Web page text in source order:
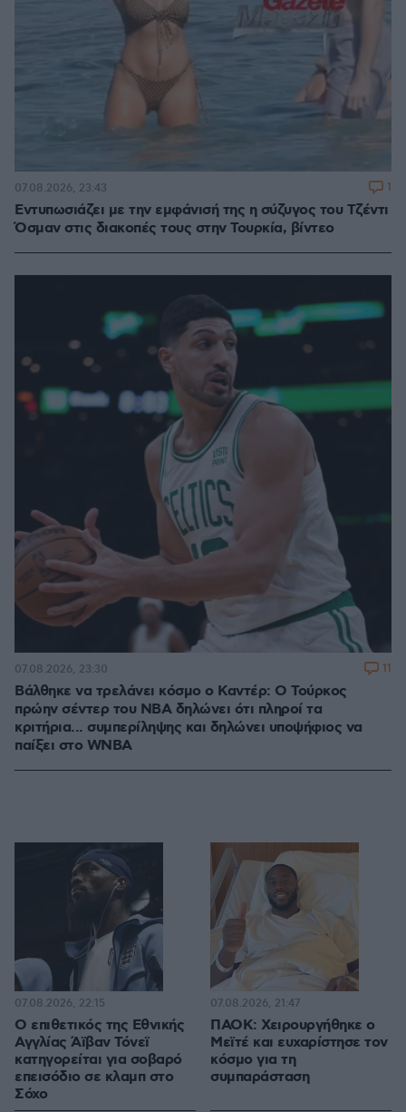
Εντυπωσιάζει με την εμφάνισή της η σύζυγος του Τζέντι
Όσμαν στις διακοπές τους στην Τουρκία, βίντεο
07.08.2026, 23:43 1
Βάλθηκε να τρελάνει κόσμο ο Καντέρ: Ο Τούρκος
πρώην σέντερ του NBA δηλώνει ότι πληροί τα
κριτήρια... συμπερίληψης και δηλώνει υποψήφιος να
παίξει στο WNBA
07.08.2026, 23:30 11
Ο επιθετικός της Εθνικής
Αγγλίας Άϊβαν Τόνεϊ
κατηγορείται για σοβαρό
επεισόδιο σε κλαμπ στο
Σόχο
07.08.2026, 22:15
ΠΑΟΚ: Χειρουργήθηκε ο
Μεϊτέ και ευχαρίστησε τον
κόσμο για τη
συμπαράσταση
07.08.2026, 21:47